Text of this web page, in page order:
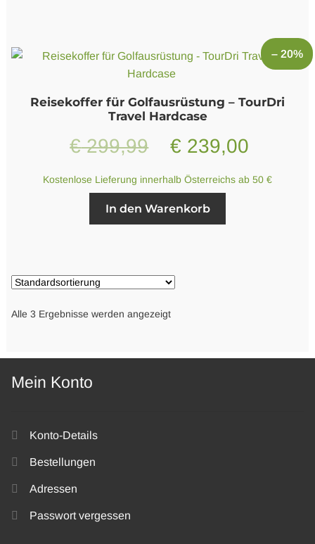
Reisekoffer für Golfausrüstung – TourDri
Travel Hardcase
– 20%
€299,99
Ursprünglicher
Preis
war:
€ 239,00
Preis
Kostenlose Lieferung innerhalb Österreichs ab 50 €
In den Warenkorb
Alle 3 Ergebnisse werden angezeigt
Mein Konto
Konto-Details
Bestellungen
Adressen
Passwort vergessen